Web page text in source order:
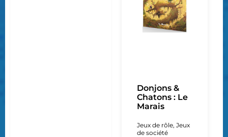
Donjons &
Chatons : Le
Marais
Jeux de rôle, Jeux
de société